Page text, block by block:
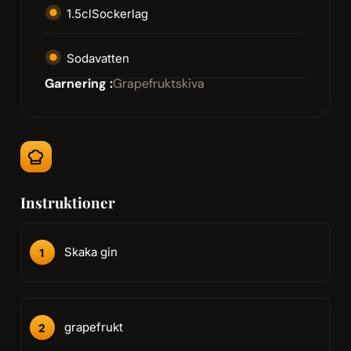
1.5clSockerlag
Sodavatten
Garnering :Grapefruktskiva
Instruktioner
Skaka gin
grapefrukt